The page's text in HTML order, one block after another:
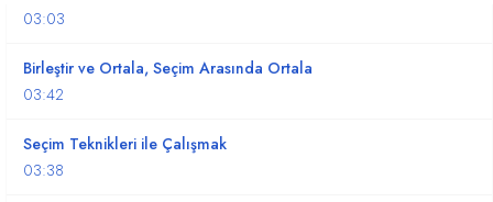
03:03
Birleştir ve Ortala, Seçim Arasında Ortala
03:42
Seçim Teknikleri ile Çalışmak
03:38